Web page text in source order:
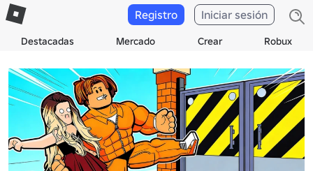
Destacadas Mercado Crear Robux
Registro Iniciar sesión